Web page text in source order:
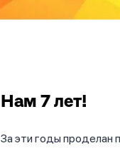
Нам 7 лет!
За эти годы проделан